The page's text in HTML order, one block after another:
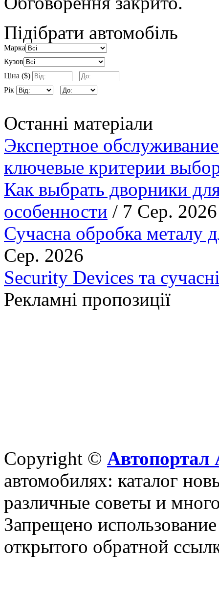
Підібрати автомобіль
Марка
Кузов
Ціна ($)
Рік
Останні матеріали
Экспертное
ключевые критерии
Как выбрать дворники
особенности / 7 Сер. 2026
Сучасна обробка металу
Сер. 2026
Security Devices та
Рекламні пропозиції
Copyright © Автопортал
автомобилях: каталог
различные советы и
Запрещено
открытого обратной